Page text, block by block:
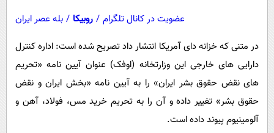
حیات وحش
سیاست خارجی
عضویت در کانال تلگرام / روبیکا / بله عصر ایران
در متنی که خزانه دای آمریکا انتشار داد تصریح شده است: اداره کنترل
دارایی های خارجی این وزارتخانه (اوفک) عنوان آیین نامه «تحریم
های نقض حقوق بشر ایران» را به آیین نامه «بخش ایران و نقض
حقوق بشر» تغییر داده و آن را به تحریم خرید مس، فولاد، آهن و
آلومینیوم پیوند داده است.